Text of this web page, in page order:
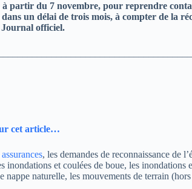
partir du 7 novembre, pour reprendre
un délai de trois mois, à compter de la
officiel.
cet article…
, les demandes de reconnaissance de
inondations et coulées de boue, les inondations
nappe naturelle, les mouvements de terrain